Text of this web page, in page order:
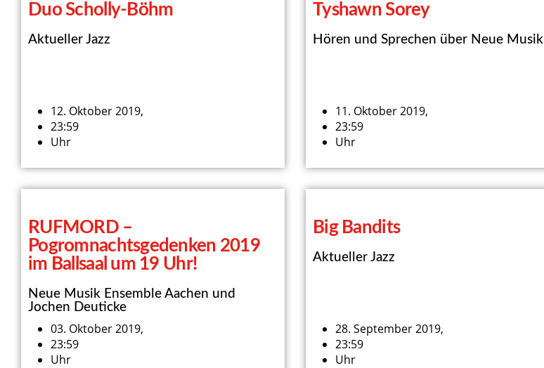
Duo Scholly-Böhm
Aktueller Jazz
12. Oktober 2019,
23:59
Uhr
Tyshawn Sorey
Hören und Sprechen über Neue Musik
11. Oktober 2019,
23:59
Uhr
RUFMORD –
Pogromnachtsgedenken 2019
im Ballsaal um 19 Uhr!
Neue Musik Ensemble Aachen und
Jochen Deuticke
03. Oktober 2019,
23:59
Uhr
Big Bandits
Aktueller Jazz
28. September 2019,
23:59
Uhr